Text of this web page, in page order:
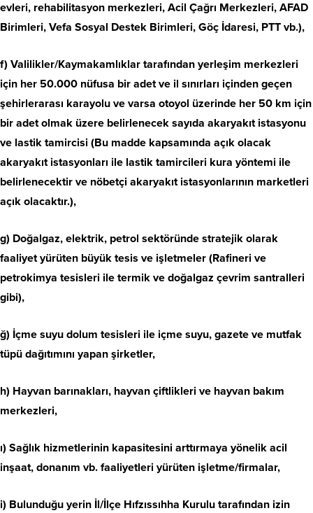
evleri, rehabilitasyon merkezleri, Acil Çağrı Merkezleri, AFAD
Birimleri, Vefa Sosyal Destek Birimleri, Göç İdaresi, PTT vb.),
f) Valilikler/Kaymakamlıklar tarafından yerleşim merkezleri
için her 50.000 nüfusa bir adet ve il sınırları içinden geçen
şehirlerarası karayolu ve varsa otoyol üzerinde her 50 km için
bir adet olmak üzere belirlenecek sayıda akaryakıt istasyonu
ve lastik tamircisi (Bu madde kapsamında açık olacak
akaryakıt istasyonları ile lastik tamircileri kura yöntemi ile
belirlenecektir ve nöbetçi akaryakıt istasyonlarının marketleri
açık olacaktır.),
g) Doğalgaz, elektrik, petrol sektöründe stratejik olarak
faaliyet yürüten büyük tesis ve işletmeler (Rafineri ve
petrokimya tesisleri ile termik ve doğalgaz çevrim santralleri
gibi),
ğ) İçme suyu dolum tesisleri ile içme suyu, gazete ve mutfak
tüpü dağıtımını yapan şirketler,
h) Hayvan barınakları, hayvan çiftlikleri ve hayvan bakım
merkezleri,
ı) Sağlık hizmetlerinin kapasitesini arttırmaya yönelik acil
inşaat, donanım vb. faaliyetleri yürüten işletme/firmalar,
i) Bulunduğu yerin İl/İlçe Hıfzıssıhha Kurulu tarafından izin